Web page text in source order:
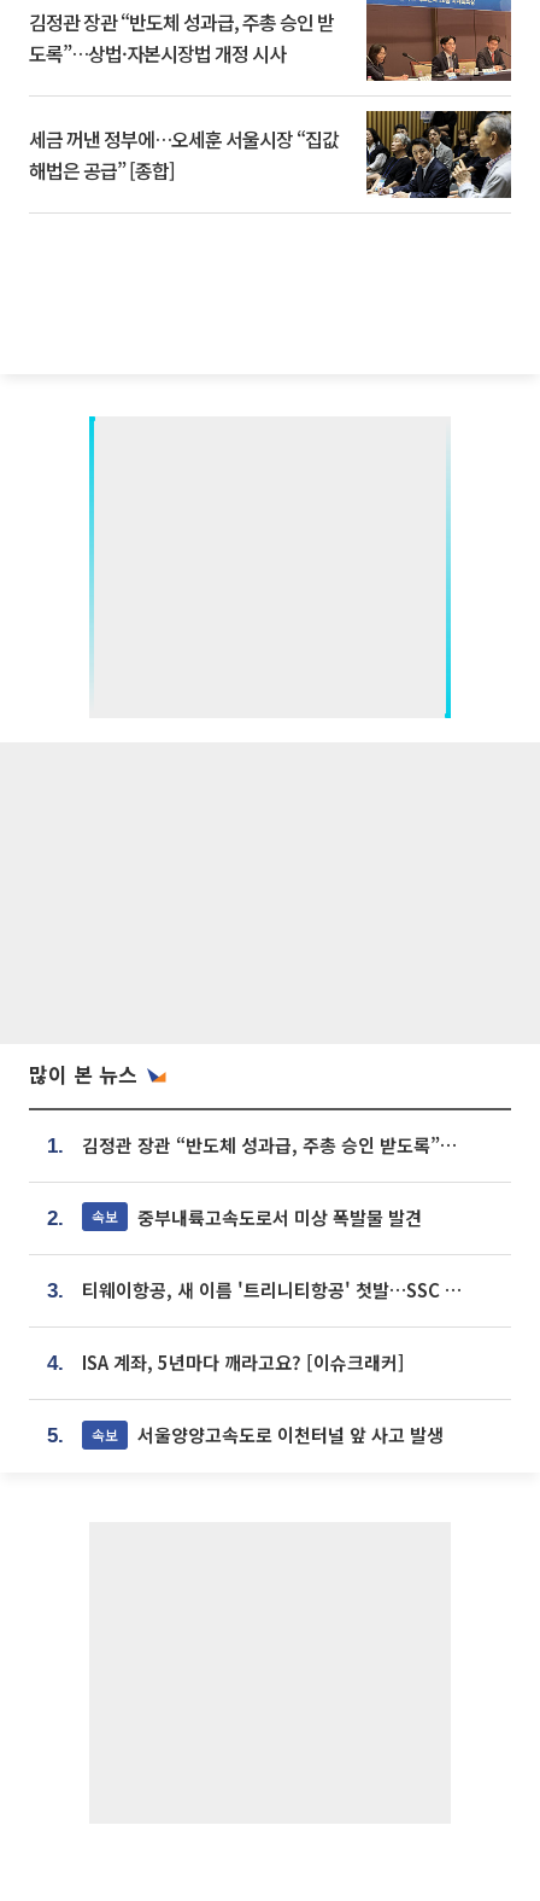
김정관 장관 “반도체 성과급, 주총 승인 받
도록”…상법·자본시장법 개정 시사
세금 꺼낸 정부에…오세훈 서울시장 “집값
해법은 공급” [종합]
많이 본 뉴스
1. 김정관 장관 “반도체 성과급, 주총 승인 받도록”…상법·자본시장법 개정 시사
2. 속보 중부내륙고속도로서 미상 폭발물 발견
3. 티웨이항공, 새 이름 '트리니티항공' 첫발…SSC 전략 본격화
4. ISA 계좌, 5년마다 깨라고요? [이슈크래커]
5. 속보 서울양양고속도로 이천터널 앞 사고 발생